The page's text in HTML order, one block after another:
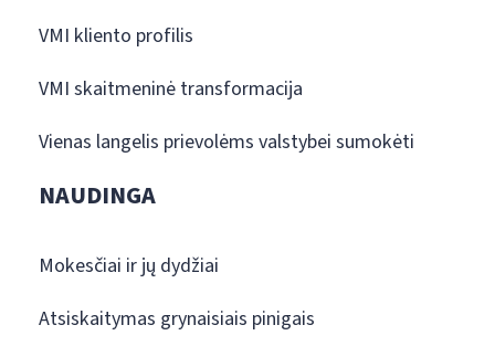
VMI kliento profilis
VMI skaitmeninė transformacija
Vienas langelis prievolėms valstybei sumokėti
NAUDINGA
Mokesčiai ir jų dydžiai
Atsiskaitymas grynaisiais pinigais